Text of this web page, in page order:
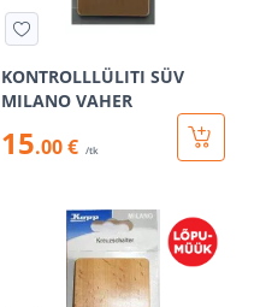
KONTROLLLÜLITI SÜV
MILANO VAHER
15.00 € /tk